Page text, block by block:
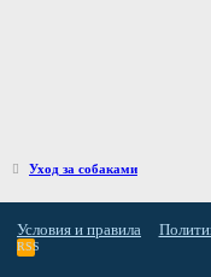
Уход за собаками
Условия и правила
RSS